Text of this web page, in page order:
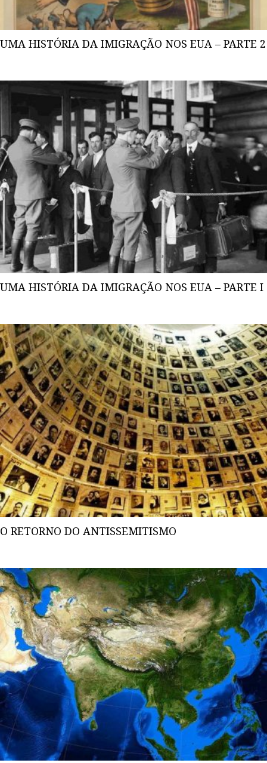
UMA HISTÓRIA DA IMIGRAÇÃO NOS EUA – PARTE 2
UMA HISTÓRIA DA IMIGRAÇÃO NOS EUA – PARTE I
O RETORNO DO ANTISSEMITISMO